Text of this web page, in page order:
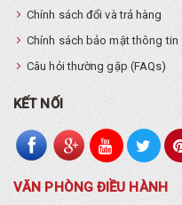
Chính sách đổi và trả hàng
Chính sách bảo mật thông tin
Câu hỏi thường gặp (FAQs)
KẾT NỐI
VĂN PHÒNG ĐIỀU HÀNH